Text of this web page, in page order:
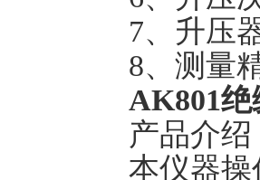
7、升压
8、测量
AK801
产品介绍
本仪器